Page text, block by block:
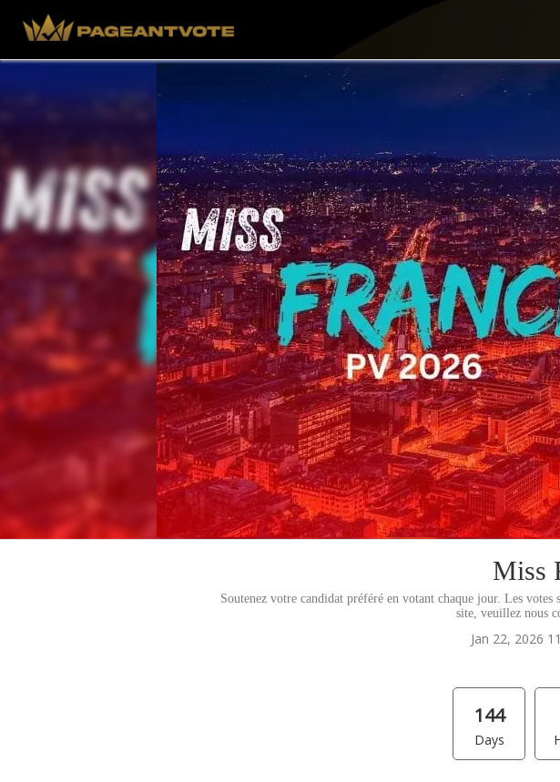
Miss
Soutenez votre candidat préféré en votant chaque jour. Les
site, veuillez nous
Jan 22, 2026
144
Days